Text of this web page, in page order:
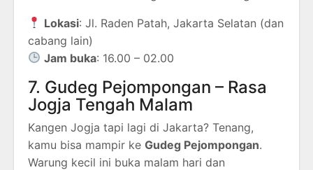
Lokasi: Jl. Raden Patah, Jakarta Selatan (dan
cabang lain)
Jam buka: 16.00 – 02.00
7. Gudeg Pejompongan – Rasa
Jogja Tengah Malam
Kangen Jogja tapi lagi di Jakarta? Tenang,
kamu bisa mampir ke Gudeg Pejompongan.
Warung kecil ini buka malam hari dan